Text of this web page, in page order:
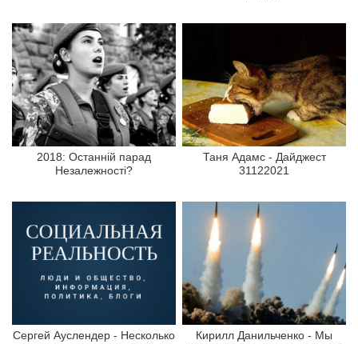
2018: Останній парад
Незалежності?
Таня Адамс - Дайджест
31122021
Сергей Ауслендер - Несколько
Кирилл Данильченко - Мы